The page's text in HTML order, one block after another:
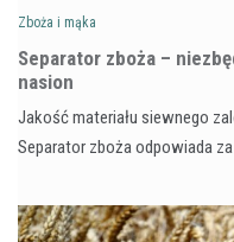
Zboża i mąka
Separator zboża –
nasion
Jakość materiału siewnego
Separator zboża odpowiada